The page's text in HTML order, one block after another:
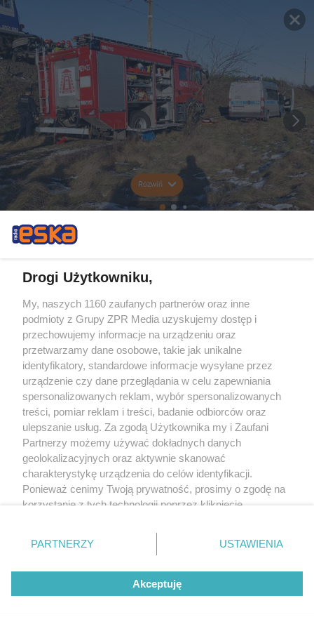
Rozwiń
Drogi Użytkowniku,
My, naszych 1160 zaufanych partnerów oraz inne
podmioty z Grupy ZPR Media uzyskujemy dostęp i
przechowujemy informacje na urządzeniu oraz
przetwarzamy dane osobowe, takie jak unikalne
identyfikatory, standardowe informacje wysyłane przez
urządzenie czy dane przeglądania w celu zapewniania
spersonalizowanych reklam, wybór spersonalizowanych
treści, pomiar reklam i treści, badanie odbiorców oraz
ulepszanie usług. Za zgodą Użytkownika my i Zaufani
Partnerzy możemy używać dokładnych danych
geolokalizacyjnych oraz aktywnie skanować
charakterystykę urządzenia do celów identyfikacji.
Ponieważ cenimy Twoją prywatność, prosimy o zgodę na
korzystanie z tych technologii poprzez kliknięcie
zmienić/wycofać klikając przycisk ustawień prywatności
znajdujący się w lewym dolnym rogu strony
rodzaje przetwarzania danych nie wymagają zgody
użytkownika, ale masz prawo sprzeciwić się takiemu
przetwarzaniu. Preferencje będą miały zastosowanie tylko
PARTNERZY USTAWIENIA
Akceptuję